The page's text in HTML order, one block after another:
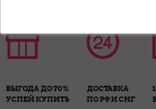
ВЫГОДА ДО 70%
УСПЕЙ КУПИТЬ
ДОСТАВКА
ПО РФ И СНГ